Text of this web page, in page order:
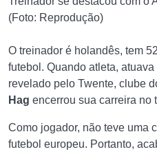
(Foto: Reprodução)
O treinador é holandês, tem
futebol. Quando atleta,
revelado pelo Twente, clube
Hag encerrou sua carreira no
Como jogador, não teve uma
futebol europeu. Portanto,